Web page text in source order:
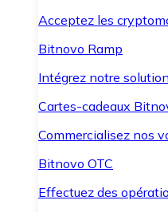
Acceptez les
Bitnovo Ramp
Intégrez notre
Cartes-cadeaux
Commercialisez nos
Bitnovo OTC
Effectuez des